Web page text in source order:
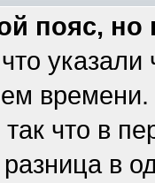
пояс,
указали
что в
в